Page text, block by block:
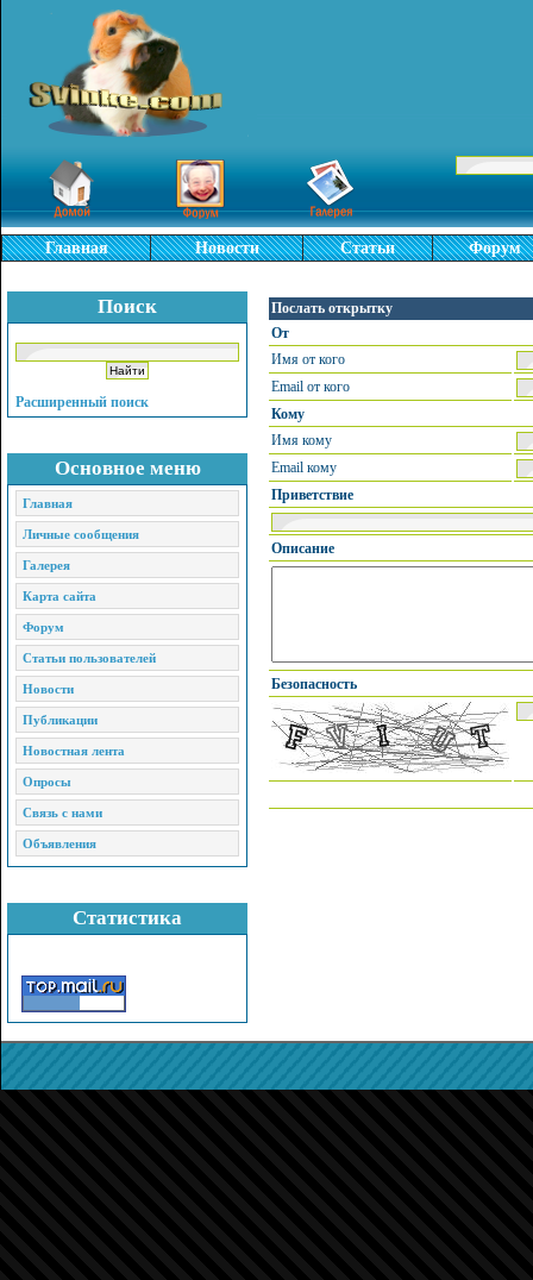
Главная Новости Статьи Форум
Поиск
Расширенный поиск
Основное меню
Главная
Личные сообщения
Галерея
Карта сайта
Форум
Статьи пользователей
Новости
Публикации
Новостная лента
Опросы
Связь с нами
Объявления
Статистика
Послать открытку
От
Имя от кого
Email от кого
Кому
Имя кому
Email кому
Приветствие
Описание
Безопасность